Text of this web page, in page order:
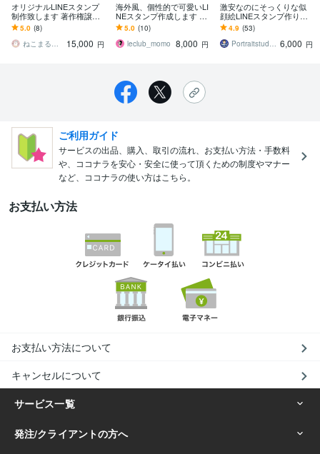
オリジナルLINEスタンプ
制作致します 著作権譲渡
＆商用、二次利用可能な
コミコミ価格！
5.0 (8)
ねこまるうさこ
15,000 円
海外風、個性的で可愛いLI
NEスタンプ作成します LI
NEスタンプ以外のイラス
トもお気軽にお問い合わ
せください
5.0 (10)
leclub_momo 8,000 円
激安なのにそっくりな似
顔絵LINEスタンプ作りま
す 多くのプロ野球選手か
ら依頼される似顔絵師が
誠心誠意作ります！
4.9 (53)
Portraitstudio DACCi 6,000 円
ご利用ガイド
サービスの出品、購入、取引の流れ、お支払い方法・手数料
や、ココナラを安心・安全に使って頂くための制度やマナー
など、ココナラの使い方はこちら。
お支払い方法
お支払い方法について
キャンセルについて